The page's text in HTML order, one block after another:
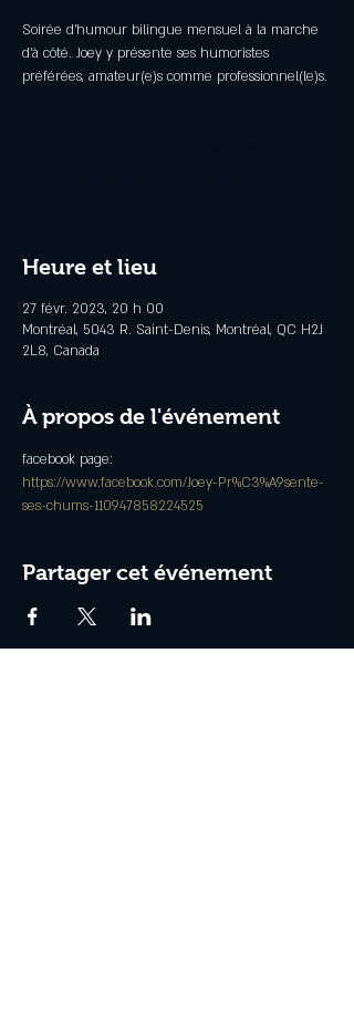
Soirée d'humour bilingue mensuel à la marche
d'à côté. Joey y présente ses humoristes
préférées, amateur(e)s comme professionnel(le)s.
Heure et lieu
27 févr. 2023, 20 h 00
Montréal, 5043 R. Saint-Denis, Montréal, QC H2J
2L8, Canada
À propos de l'événement
https://www.facebook.com/Joey-Pr%C3%A9sente-
ses-chums-110947858224525
Partager cet événement